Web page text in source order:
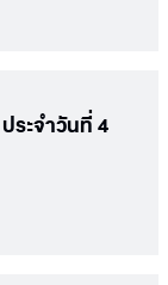
ระจำวันที่ 4